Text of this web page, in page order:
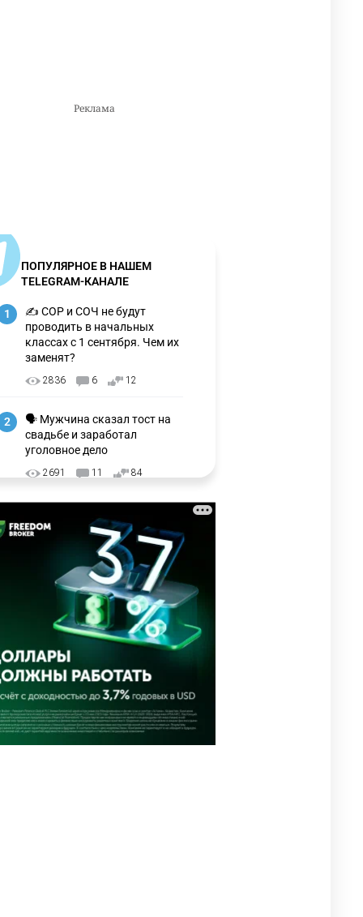
ПОПУЛЯРНОЕ В НАШЕМ
TELEGRAM-КАНАЛЕ
1
✍️ СОР и СОЧ не будут
проводить в начальных
классах с 1 сентября. Чем их
заменят?
2836 6 12
2
🗣 Мужчина сказал тост на
свадьбе и заработал
уголовное дело
2691 11 84
открытии своей футбольной
академии в Астане
2 39
🇺🇸🇯🇵 США и Япония
провели совместную
интервенцию для спасения
иены
2677 1 16
5
💬 Димаш Кудайберген
ответил на критику нового
клипа